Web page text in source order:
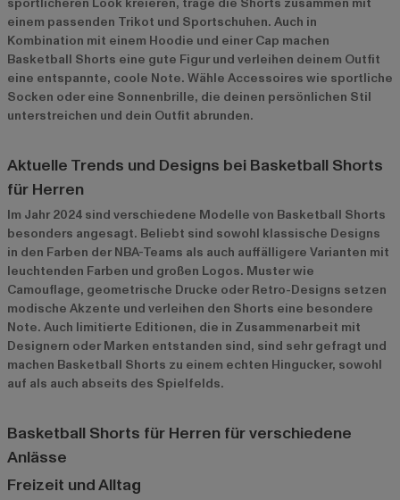
einem passenden Trikot und Sportschuhen. Auch in
Kombination mit einem Hoodie und einer Cap machen
Basketball Shorts eine gute Figur und verleihen deinem Outfit
eine entspannte, coole Note. Wähle Accessoires wie sportliche
Socken oder eine Sonnenbrille, die deinen persönlichen Stil
unterstreichen und dein Outfit abrunden.
Aktuelle Trends und Designs bei Basketball Shorts
für Herren
Im Jahr 2024 sind verschiedene Modelle von Basketball Shorts
besonders angesagt. Beliebt sind sowohl klassische Designs
in den Farben der NBA-Teams als auch auffälligere Varianten mit
leuchtenden Farben und großen Logos. Muster wie
Camouflage, geometrische Drucke oder Retro-Designs setzen
modische Akzente und verleihen den Shorts eine besondere
Note. Auch limitierte Editionen, die in Zusammenarbeit mit
Designern oder Marken entstanden sind, sind sehr gefragt und
machen Basketball Shorts zu einem echten Hingucker, sowohl
auf als auch abseits des Spielfelds.
Basketball Shorts für Herren für verschiedene
Anlässe
Freizeit und Alltag